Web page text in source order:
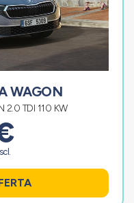
WAGON
2.0 TDI 110 KW